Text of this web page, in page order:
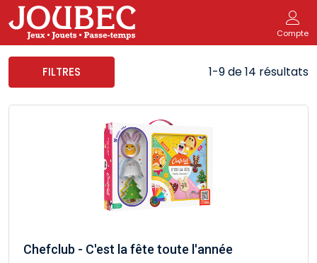
Compte
FILTRES 1-9 de 14 résultats
Chefclub - C'est la fête toute l'année